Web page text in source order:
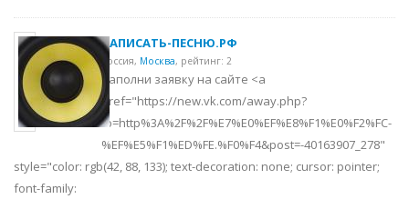
ЗАПИСАТЬ-ПЕСНЮ.РФ
Россия, Москва, рейтинг: 2
Заполни заявку на сайте <a
href="https://new.vk.com/away.php?
to=http%3A%2F%2F%E7%E0%EF%E8%F1%E0%F2%FC-
%EF%E5%F1%ED%FE.%F0%F4&post=-40163907_278"
style="color: rgb(42, 88, 133); text-decoration: none; cursor: pointer;
font-family: